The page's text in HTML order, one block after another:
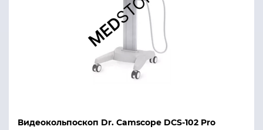
Видеокольпоскоп Dr. Camscope DCS-102 Pro